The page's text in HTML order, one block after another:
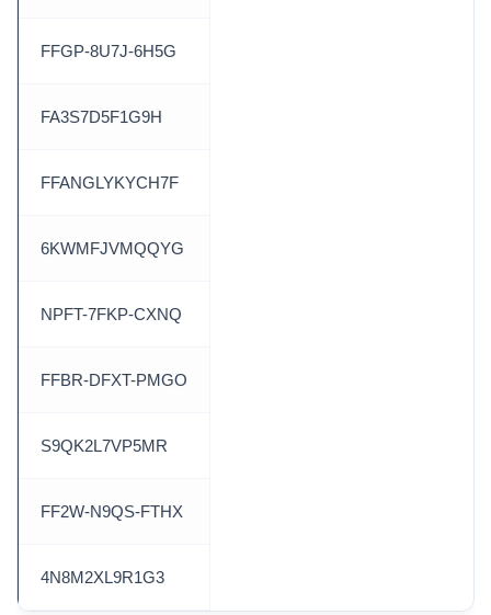
FFGP-8U7J-6H5G
FA3S7D5F1G9H
FFANGLYKYCH7F
6KWMFJVMQQYG
NPFT-7FKP-CXNQ
FFBR-DFXT-PMGO
S9QK2L7VP5MR
FF2W-N9QS-FTHX
4N8M2XL9R1G3